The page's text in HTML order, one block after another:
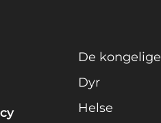
De kongelige
Dyr
Helse